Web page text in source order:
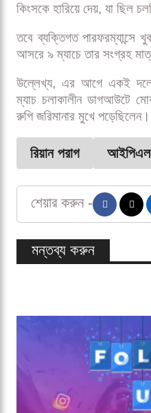
কিংসকে হারিয়ে দেয়, যা ছিল
তবে ব্যক্তিগত পারফরম্যান্সে
আসরে ৯ ম্যাচে তার সংগ্রহ
উল্লেখ্য, এর আগে একই দলের
ম্যাচ চলাকালীন ডাগআউটে
রুপি জরিমানার মুখে পড়েছিলেন।
রিয়ান পরাগ আইপিএল
শেয়ার করুন -
মন্তব্য করুন